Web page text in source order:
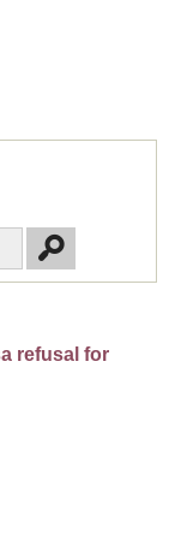
refusal for